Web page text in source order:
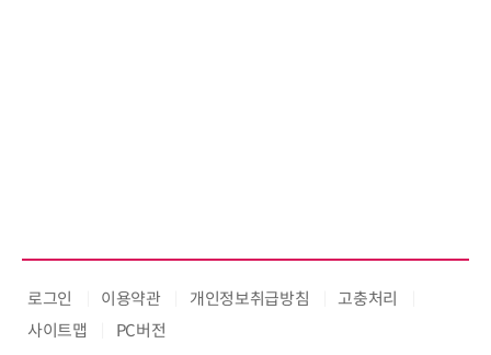
로그인 이용약관 개인정보취급방침
고충처리
사이트맵
PC버전